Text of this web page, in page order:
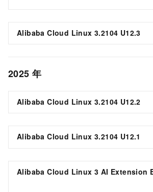
Alibaba Cloud Linux 3.2104 U12.3
2025 年
Alibaba Cloud Linux 3.2104 U12.2
Alibaba Cloud Linux 3.2104 U12.1
Alibaba Cloud Linux 3 AI Extension